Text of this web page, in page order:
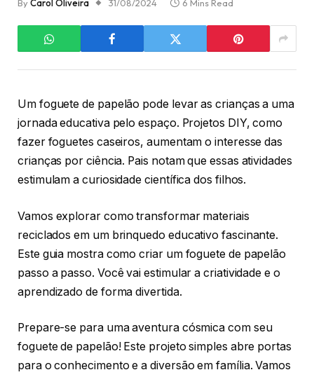
ByCarol Oliveira 31/08/2024 6 Mins Read
Um foguete de papelão pode levar as crianças a uma
jornada educativa pelo espaço. Projetos DIY, como
fazer foguetes caseiros, aumentam o interesse das
crianças por ciência. Pais notam que essas atividades
estimulam a curiosidade científica dos filhos.
Vamos explorar como transformar materiais
reciclados em um brinquedo educativo fascinante.
Este guia mostra como criar um foguete de papelão
passo a passo. Você vai estimular a criatividade e o
aprendizado de forma divertida.
Prepare-se para uma aventura cósmica com seu
foguete de papelão! Este projeto simples abre portas
para o conhecimento e a diversão em família. Vamos